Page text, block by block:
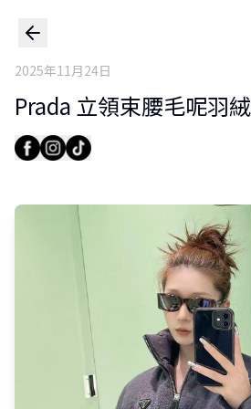
2025年11月24日
Prada 立領束腰毛呢羽